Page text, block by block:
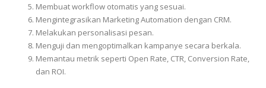
Membuat workflow otomatis yang sesuai.
Mengintegrasikan Marketing Automation dengan CRM.
Melakukan personalisasi pesan.
Menguji dan mengoptimalkan kampanye secara berkala.
Memantau metrik seperti Open Rate, CTR, Conversion Rate,
dan ROI.